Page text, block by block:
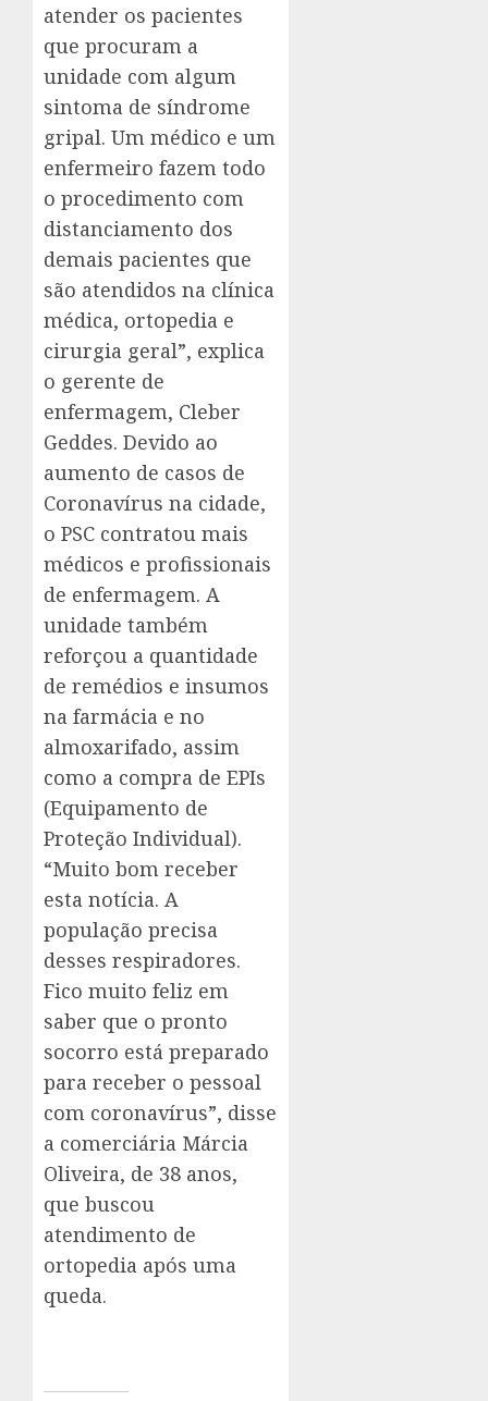
atender os pacientes
que procuram a
unidade com algum
sintoma de síndrome
gripal. Um médico e um
enfermeiro fazem todo
o procedimento com
distanciamento dos
demais pacientes que
são atendidos na clínica
médica, ortopedia e
cirurgia geral”, explica
o gerente de
enfermagem, Cleber
Geddes. Devido ao
aumento de casos de
Coronavírus na cidade,
o PSC contratou mais
médicos e profissionais
de enfermagem. A
unidade também
reforçou a quantidade
de remédios e insumos
na farmácia e no
almoxarifado, assim
como a compra de EPIs
(Equipamento de
Proteção Individual).
“Muito bom receber
esta notícia. A
população precisa
desses respiradores.
Fico muito feliz em
saber que o pronto
socorro está preparado
para receber o pessoal
com coronavírus”, disse
a comerciária Márcia
Oliveira, de 38 anos,
que buscou
atendimento de
ortopedia após uma
queda.